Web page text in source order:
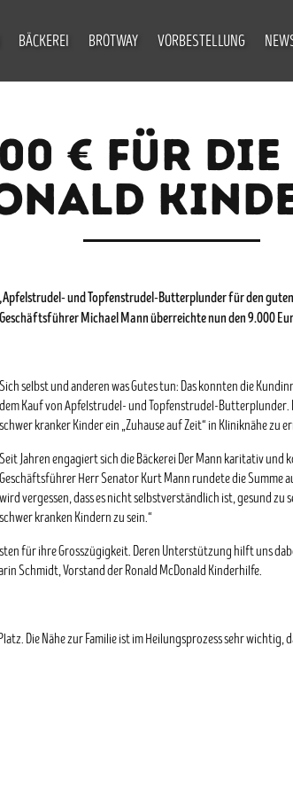
BÄCKEREI BROTWAY VORBESTELLUNG
€ FÜR DIE
„Apfelstrudel- und Topfenstrudel-Butterplunder für den
Geschäftsführer Michael Mann überreichte nun den 9.000
Sich selbst und anderen was Gutes tun: Das konnten die
dem Kauf von Apfelstrudel- und Topfenstrudel-Butterplunder.
schwer kranker Kinder ein „Zuhause auf Zeit“ in Kliniknähe zu
Seit Jahren engagiert sich die Bäckerei Der Mann karitativ
Geschäftsführer Herr Senator Kurt Mann rundete die Summe
wird vergessen, dass es nicht selbstverständlich ist, gesund zu
schwer kranken Kindern zu sein.“
für ihre Grosszügigkeit. Deren Unterstützung hilft uns
Schmidt, Vorstand der Ronald McDonald Kinderhilfe.
Die Nähe zur Familie ist im Heilungsprozess sehr wichtig,